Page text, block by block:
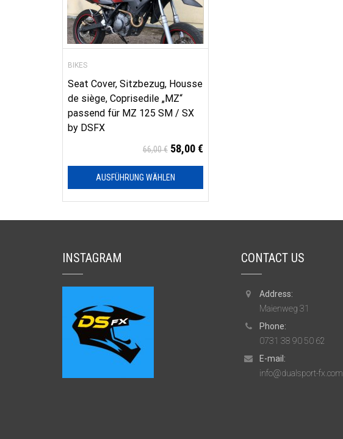
BIKES
Seat Cover, Sitzbezug, Housse
de siège, Coprisedile „MZ“
passend für MZ 125 SM / SX
by DSFX
66,00€ 58,00€
AUSFÜHRUNG WÄHLEN
INSTAGRAM CONTACT US
Address:
Maienweg 31
Phone:
0731 38 90 50 62
E-mail:
info@dualsport-fx.com